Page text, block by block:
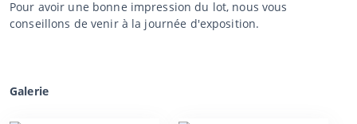
Pour avoir une bonne impression du lot, nous vous
conseillons de venir à la journée d'exposition.
Galerie